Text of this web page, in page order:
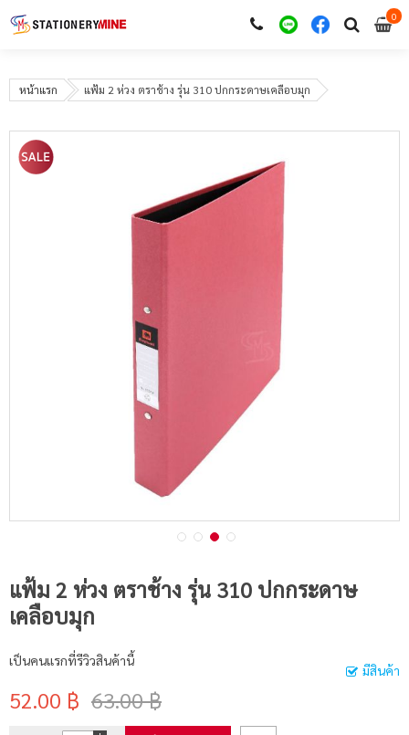
00
หน้าแรก แฟ้ม 2 ห่วง ตราช้าง รุ่น 310 ปกกระดาษเคลือบมุก
แฟ้ม 2 ห่วง ตราช้าง รุ่น 310 ปกกระดาษ
เคลือบมุก
มีสินค้า
เป็นคนแรกที่รีวิวสินค้านี้
52.00 ฿ 63.00 ฿